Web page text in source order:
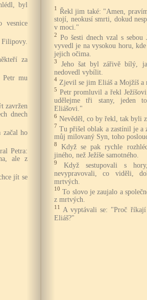
byl
Filipovy.
za
mu
zavržen
dnech
začal ho
Petra:
ale z
jít se
1 Řekl jim také: "Amen,
stojí, neokusí smrti, dokud
v moci."
2 Po šesti dnech vzal s sebou
vyvedl je na vysokou horu,
jejich očima.
3
Jeho šat byl zářivě bílý,
nedovedl vybílit.
4 Zjevil se jim Eliáš a Mojžíš a
5 Petr promluvil a řekl
udělejme tři stany, jeden
Eliášovi."
6 Nevěděl, co by řekl, tak byli
7 Tu přišel oblak a zastínil je a
můj milovaný Syn, toho
8
Když se pak rychle
jiného, než Ježíše samotného.
9
Když sestupovali s
nevypravovali, co viděli,
mrtvých.
10 To slovo je zaujalo a
z mrtvých.
11
A vyptávali se: "Proč
Eliáš?"